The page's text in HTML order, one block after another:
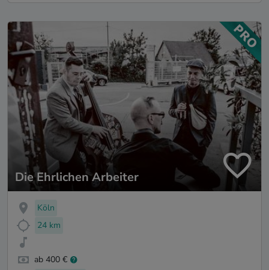
Die Ehrlichen Arbeiter
Köln
24 km
ab 400 €